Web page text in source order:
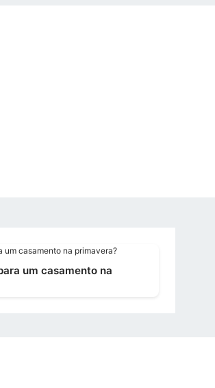
um casamento na